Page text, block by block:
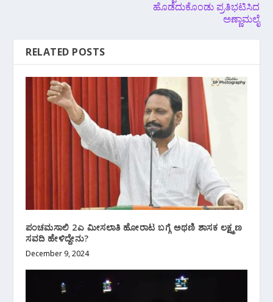
ಹೊಡೆದುಕೊಂಡು ಪ್ರತಿಭಟಿಸಿದ
ಅಣ್ಣಾಮಲೈ
RELATED POSTS
ಪಂಚಮಸಾಲಿ 2ಎ ಮೀಸಲಾತಿ ಹೋರಾಟ ಬಗ್ಗೆ ಅಥಣಿ ಶಾಸಕ‌ ಲಕ್ಷ್ಮಣ
ಸವದಿ ಹೇಳಿದ್ದೇನು?
December 9, 2024